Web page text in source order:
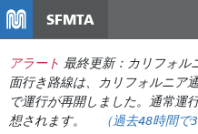
SFMTA
アラート 最終更新：カリフォル
面行き路線は、カリフォルニア
で運行が再開しました。通常運
想されます。
（過去48時間で